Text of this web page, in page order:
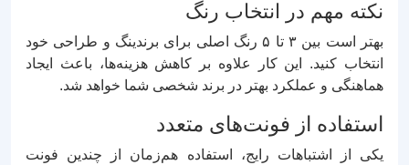
نکته مهم در انتخاب رنگ
بهتر است بین ۳ تا ۵ رنگ اصلی برای برندینگ و طراحی خود
انتخاب کنید. این کار علاوه بر کاهش هزینه‌ها، باعث ایجاد
هماهنگی و عملکرد بهتر در برند شخصی شما خواهد شد.
استفاده از فونت‌های متعدد
یکی از اشتباهات رایج، استفاده هم‌زمان از چندین فونت